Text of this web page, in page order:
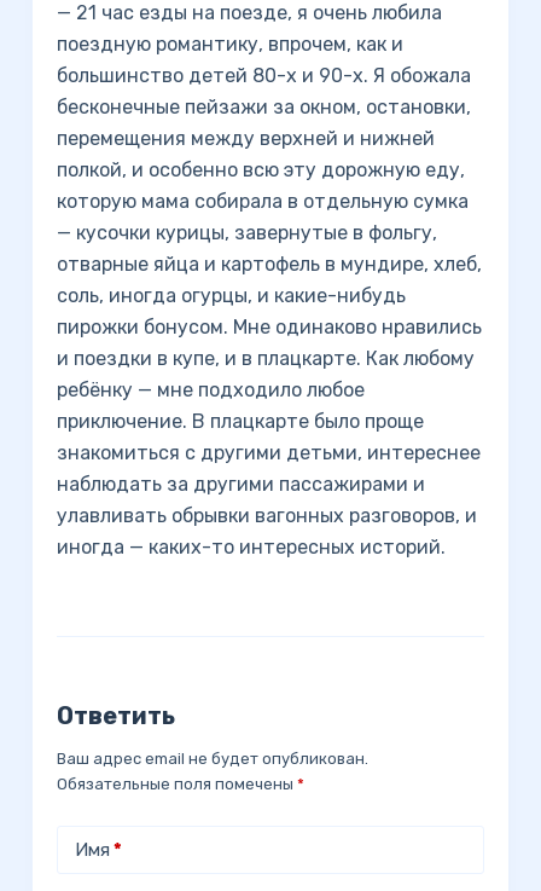
— 21 час езды на поезде, я очень любила
поездную романтику, впрочем, как и
большинство детей 80-х и 90-х. Я обожала
бесконечные пейзажи за окном, остановки,
перемещения между верхней и нижней
полкой, и особенно всю эту дорожную еду,
которую мама собирала в отдельную сумка
— кусочки курицы, завернутые в фольгу,
отварные яйца и картофель в мундире, хлеб,
соль, иногда огурцы, и какие-нибудь
пирожки бонусом. Мне одинаково нравились
и поездки в купе, и в плацкарте. Как любому
ребёнку — мне подходило любое
приключение. В плацкарте было проще
знакомиться с другими детьми, интереснее
наблюдать за другими пассажирами и
улавливать обрывки вагонных разговоров, и
иногда — каких-то интересных историй.
Ответить
Ваш адрес email не будет опубликован.
Обязательные поля помечены *
Имя *